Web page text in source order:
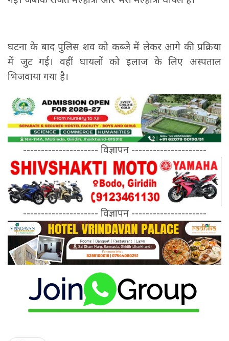
घटना के बाद पुलिस शव को कब्जे में लेकर आगे की प्रक्रिया
में जुट गई। वहीं घायलों को इलाज के लिए अस्पताल
भिजवाया गया है।
--------------------- विज्ञापन ---------------------
--------------------- विज्ञापन ---------------------